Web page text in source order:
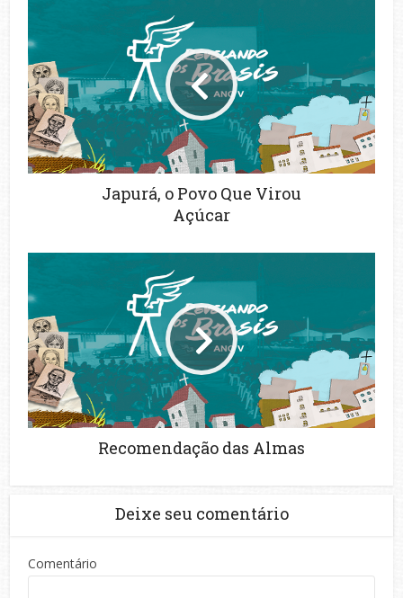
Japurá, o Povo Que Virou
Açúcar
Recomendação das Almas
Deixe seu comentário
Comentário